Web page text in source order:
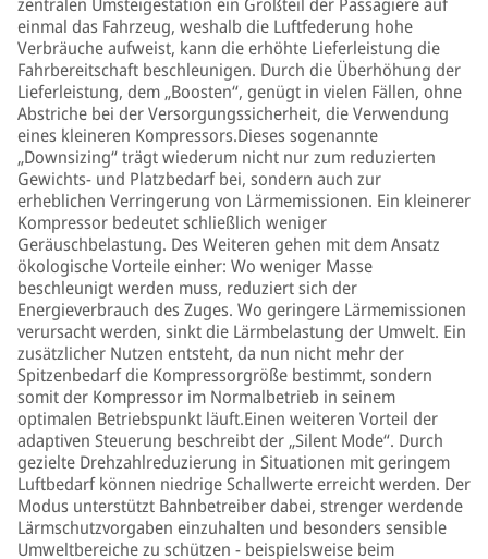
einmal das Fahrzeug, weshalb die Luftfederung hohe
Verbräuche aufweist, kann die erhöhte Lieferleistung die
Fahrbereitschaft beschleunigen. Durch die Überhöhung der
Lieferleistung, dem „Boosten“, genügt in vielen Fällen, ohne
Abstriche bei der Versorgungssicherheit, die Verwendung
eines kleineren Kompressors.Dieses sogenannte
„Downsizing“ trägt wiederum nicht nur zum reduzierten
Gewichts- und Platzbedarf bei, sondern auch zur
erheblichen Verringerung von Lärmemissionen. Ein kleinerer
Kompressor bedeutet schließlich weniger
Geräuschbelastung. Des Weiteren gehen mit dem Ansatz
ökologische Vorteile einher: Wo weniger Masse
beschleunigt werden muss, reduziert sich der
Energieverbrauch des Zuges. Wo geringere Lärmemissionen
verursacht werden, sinkt die Lärmbelastung der Umwelt. Ein
zusätzlicher Nutzen entsteht, da nun nicht mehr der
Spitzenbedarf die Kompressorgröße bestimmt, sondern
somit der Kompressor im Normalbetrieb in seinem
optimalen Betriebspunkt läuft.Einen weiteren Vorteil der
adaptiven Steuerung beschreibt der „Silent Mode“. Durch
gezielte Drehzahlreduzierung in Situationen mit geringem
Luftbedarf können niedrige Schallwerte erreicht werden. Der
Modus unterstützt Bahnbetreiber dabei, strenger werdende
Lärmschutzvorgaben einzuhalten und besonders sensible
Umweltbereiche zu schützen - beispielsweise beim